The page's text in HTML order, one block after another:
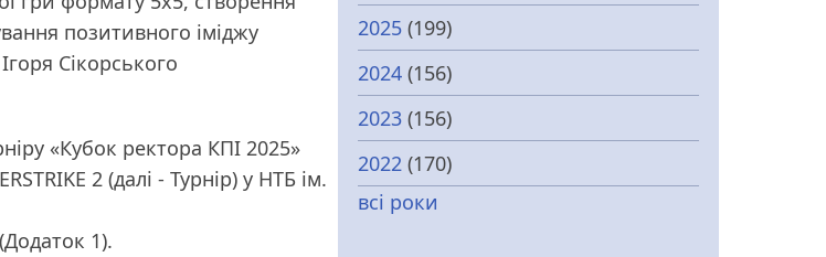
позитивного іміджу
Сікорського
«Кубок ректора КПІ 2025»
2 (далі - Турнір) у НТБ ім.
1).
2025 (199)
2024 (156)
2023 (156)
2022 (170)
всі роки